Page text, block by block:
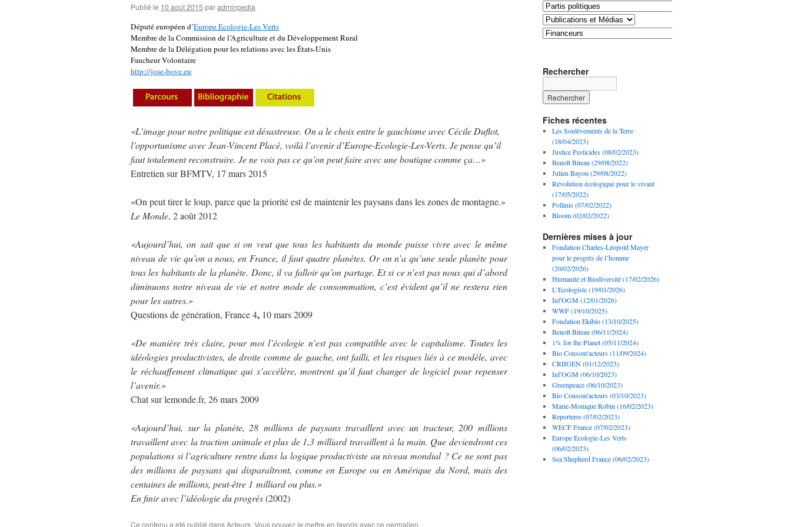
Publié le 10 août 2015 paradminpedia
Député européen d’Europe Ecologie-Les Verts
Membre de la Commission de l’Agriculture et du Développement Rural
Membre de la Délégation pour les relations avec les États-Unis
Faucheur Volontaire
http://jose-bove.eu
«L’image pour notre politique est désastreuse. On a le choix entre le gauchisme avec Cécile Duflot,
l’opportunisme avec Jean-Vincent Placé, voilà l’avenir d’Europe-Ecologie-Les-Verts. Je pense qu’il
faut totalement reconstruire. Je ne vois pas ce qu’on peut faire avec une boutique comme ça…»
Entretien sur BFMTV, 17 mars 2015
«On peut tirer le loup, parce que la priorité est de maintenir les paysans dans les zones de montagne.»
Le Monde, 2 août 2012
«Aujourd’hui, on sait que si on veut que tous les habitants du monde puisse vivre avec le même
niveau de vie qu’on a nous, en France, il faut quatre planètes. Or on n’a qu’une seule planète pour
tous les habitants de la planète. Donc, il va falloir qu’on partage. Et si ce n’est pas nous qui d’abord
diminuons notre niveau de vie et notre mode de consommation, c’est évident qu’il ne restera rien
pour les autres.»
Questions de génération, France 4, 10 mars 2009
«De manière très claire, pour moi l’écologie n’est pas compatible avec le capitalisme. Toutes les
idéologies productivistes, de droite comme de gauche, ont failli, et les risques liés à ce modèle, avec
le réchauffement climatique qui s’accélère, montrent qu’il faut changer de logiciel pour repenser
l’avenir.»
Chat sur lemonde.fr, 26 mars 2009
«Aujourd’hui, sur la planète, 28 millions de paysans travaillent avec un tracteur, 200 millions
travaillent avec la traction animale et plus de 1,3 milliard travaillent à la main. Que deviendront ces
populations si l’agriculture rentre dans la logique productiviste au niveau mondial ? Ce ne sont pas
des millions de paysans qui disparaîtront, comme en Europe ou en Amérique du Nord, mais des
centaines de millions, peut-être 1 milliard ou plus.»
En finir avec l’idéologie du progrès(2002)
Ce contenu a été publié dansActeurs. Vous pouvez le mettre en favoris avecce permalien.
Rechercher
Fiches récentes
Les Soulèvements de la Terre
(18/04/2023)
Justice Pesticides (08/02/2023)
Benoît Biteau (29/08/2022)
Julien Bayou (29/08/2022)
Révolution écologique pour le vivant
(17/05/2022)
Pollinis (07/02/2022)
Bloom (02/02/2022)
Dernières mises à jour
Fondation Charles-Léopold Mayer
pour le progrès de l’homme
(20/02/2026)
Humanité et Biodiversité (17/02/2026)
L’Ecologiste (19/01/2026)
Inf'OGM (12/01/2026)
WWF (19/10/2025)
Fondation Ekibio (13/10/2025)
Benoît Biteau (06/11/2024)
1% for the Planet (05/11/2024)
Bio Consom'acteurs (11/09/2024)
CRIIGEN (01/12/2023)
Inf'OGM (06/10/2023)
Greenpeace (06/10/2023)
Bio Consom'acteurs (03/10/2023)
Marie-Monique Robin (16/02/2023)
Reporterre (07/02/2023)
WECF France (07/02/2023)
Europe Ecologie-Les Verts
(06/02/2023)
Sea Shepherd France (06/02/2023)